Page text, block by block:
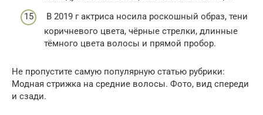
В 2019 г актриса носила роскошный образ, тени
коричневого цвета, чёрные стрелки, длинные
тёмного цвета волосы и прямой пробор.
Не пропустите самую популярную статью рубрики:
Модная стрижка на средние волосы. Фото, вид спереди
и сзади.